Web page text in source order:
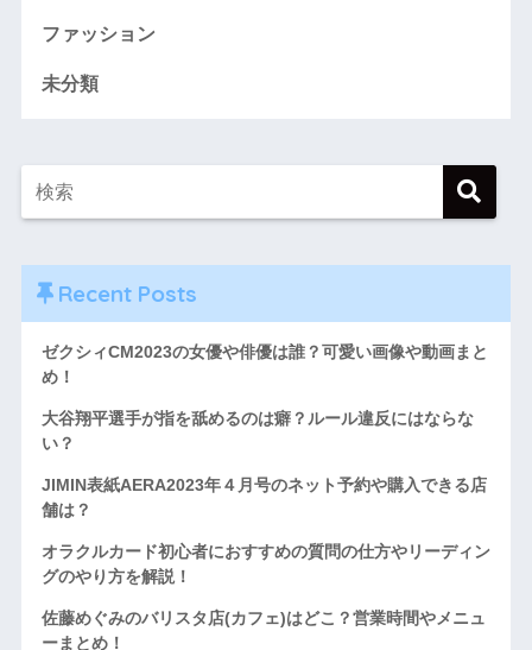
ファッション
未分類
Recent Posts
ゼクシィCM2023の女優や俳優は誰？可愛い画像や動画まと
め！
大谷翔平選手が指を舐めるのは癖？ルール違反にはならな
い？
JIMIN表紙AERA2023年４月号のネット予約や購入できる店
舗は？
オラクルカード初心者におすすめの質問の仕方やリーディン
グのやり方を解説！
佐藤めぐみのバリスタ店(カフェ)はどこ？営業時間やメニュ
ーまとめ！